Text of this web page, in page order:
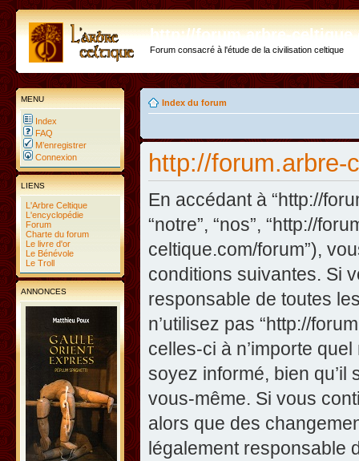
http://forum.arbre-
Forum consacré à l'étude de la civilisation celtique
MENU
Index
FAQ
M’enregistrer
Connexion
LIENS
L'Arbre Celtique
L'encyclopédie
Forum
Charte du forum
Le livre d'or
Le Bénévole
Le Troll
ANNONCES
Index du forum
http://forum.arbre-
En accédant à “http://
“notre”, “nos”, “http://
celtique.com/forum”),
conditions suivantes. Si
responsable de toutes
n’utilisez pas “http://
celles-ci à n’importe
soyez informé, bien
vous-même. Si vous
alors que des
légalement responsable